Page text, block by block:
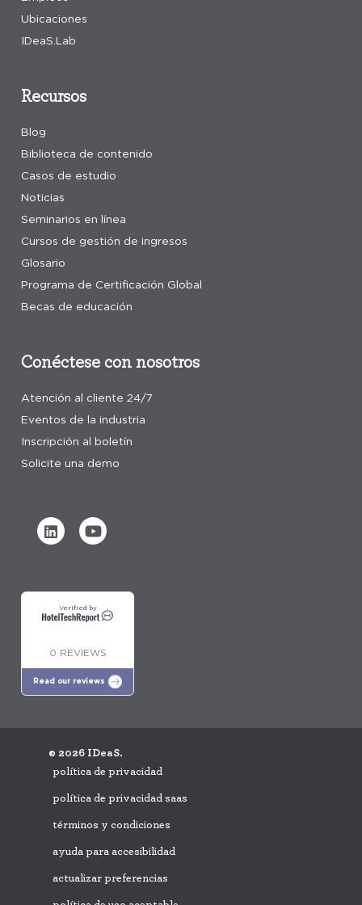
Ubicaciones
IDeaS.Lab
Recursos
Blog
Biblioteca de contenido
Casos de estudio
Noticias
Seminarios en línea
Cursos de gestión de ingresos
Glosario
Programa de Certificación Global
Becas de educación
Conéctese con nosotros
Atención al cliente 24/7
Eventos de la industria
Inscripción al boletín
Solicite una demo
Verified by
0 REVIEWS
Read our reviews
© 2026 IDeaS.
política de privacidad
política de privacidad saas
términos y condiciones
ayuda para accesibilidad
actualizar preferencias